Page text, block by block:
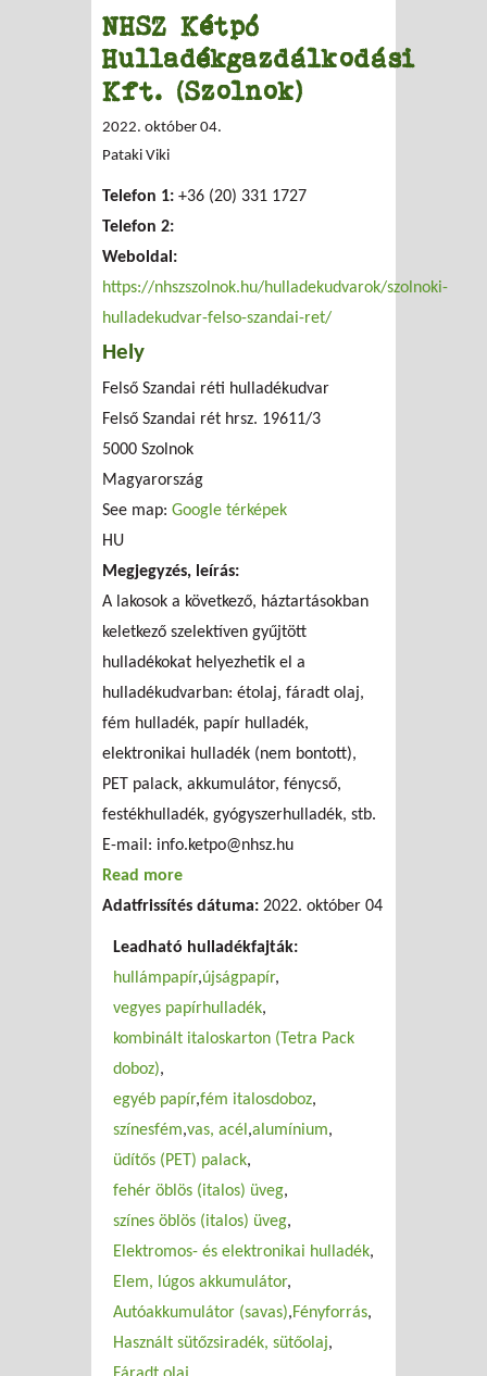
NHSZ Kétpó
Hulladékgazdálkodási
Kft. (Szolnok)
2022. október 04.
Pataki Viki
Telefon 1: +36 (20) 331 1727
Telefon 2:
Weboldal:
https://nhszszolnok.hu/hulladekudvarok/szolnoki-
hulladekudvar-felso-szandai-ret/
Hely
Felső Szandai réti hulladékudvar
Felső Szandai rét hrsz. 19611/3
5000 Szolnok
Magyarország
See map: Google térképek
HU
Megjegyzés, leírás:
A lakosok a következő, háztartásokban
keletkező szelektíven gyűjtött
hulladékokat helyezhetik el a
hulladékudvarban: étolaj, fáradt olaj,
fém hulladék, papír hulladék,
elektronikai hulladék (nem bontott),
PET palack, akkumulátor, fénycső,
festékhulladék, gyógyszerhulladék, stb.
E-mail: info.ketpo@nhsz.hu
Read more
Kft. (Szolnok)
Adatfrissítés dátuma: 2022. október 04
Leadható hulladékfajták:
hullámpapír újságpapír
vegyes papírhulladék
kombinált italoskarton (Tetra Pack
doboz)
egyéb papír fém italosdoboz
színesfém vas, acél alumínium
üdítős (PET) palack
fehér öblös (italos) üveg
színes öblös (italos) üveg
Elektromos- és elektronikai hulladék
Elem, lúgos akkumulátor
Autóakkumulátor (savas) Fényforrás
Használt sütőzsiradék, sütőolaj